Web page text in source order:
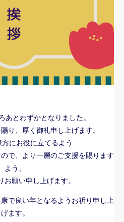
あとわずかとなりました。
り、厚く御礼申し上げます。
にお役に立てるよう
で、より一層のご支援を賜ります
よう、
お願い申し上げます。
で良い年となるようお祈り申し上
げます。